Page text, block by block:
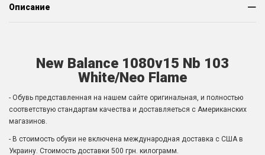
Описание
New Balance 1080v15 Nb 103
White/Neo Flame
- Обувь представленная на нашем сайте оригинальная, и полностью
соответствую стандартам качества и доставляеться с Американских
магазинов.
- В стоимость обуви не включена международная доставка с США в
Украину. Стоимость доставки 500 грн. килограмм.